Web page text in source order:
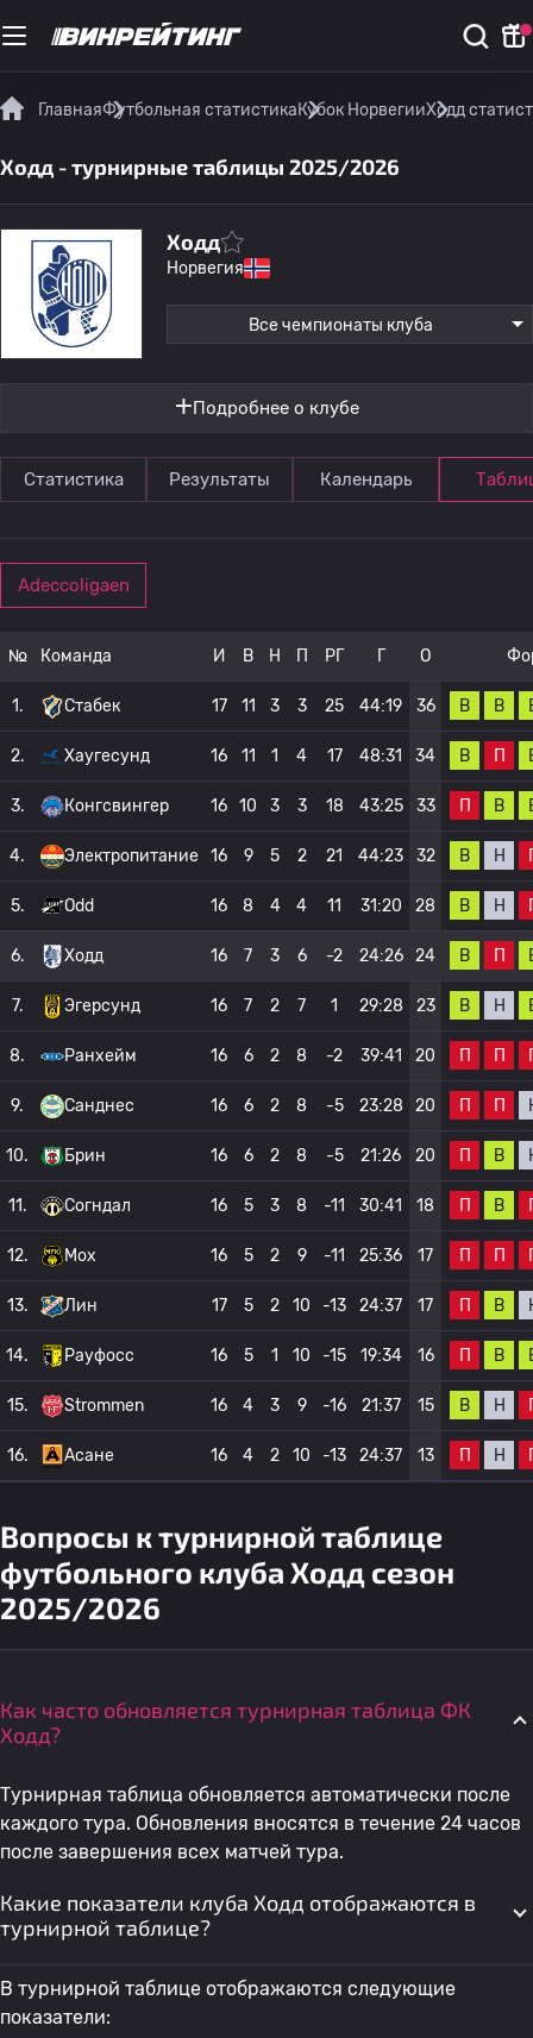
ГлавнаяФутбольная статистикаКубок НорвегииХодд
Ходд - турнирные таблицы 2025/2026
Ходд
Норвегия
Все чемпионаты клуба
Подробнее о клубе
Статистика Результаты Календарь
Adeccoligaen
№ Команда И В Н П РГ Г О
1. Стабек 17 11 3 3 25 44:19 36 В В
2. Хаугесунд 16 11 1 4 17 48:31 34 В П
3. Конгсвингер 16 10 3 3 18 43:25 33 П В
4. Электропитание 16 9 5 2 21 44:23 32 В Н
5. Odd 16 8 4 4 11 31:20 28 В Н
6. Ходд 16 7 3 6 -2 24:26 24 В П
7. Эгерсунд 16 7 2 7 1 29:28 23 В Н
8. Ранхейм 16 6 2 8 -2 39:41 20 П П
9. Санднес 16 6 2 8 -5 23:28 20 П П
10. Брин 16 6 2 8 -5 21:26 20 П В
11. Согндал 16 5 3 8 -11 30:41 18 П В
12. Мох 16 5 2 9 -11 25:36 17 П П
13. Лин 17 5 2 10 -13 24:37 17 П В
14. Рауфосс 16 5 1 10 -15 19:34 16 П В
15. Strommen 16 4 3 9 -16 21:37 15 В Н
16. Асане 16 4 2 10 -13 24:37 13 П Н
Вопросы к турнирной таблице
футбольного клуба Ходд сезон
2025/2026
Как часто обновляется турнирная таблица ФК
Ходд?
Турнирная таблица обновляется автоматически после
каждого тура. Обновления вносятся в течение 24 часов
после завершения всех матчей тура.
Какие показатели клуба Ходд отображаются в
турнирной таблице?
В турнирной таблице отображаются следующие
показатели: